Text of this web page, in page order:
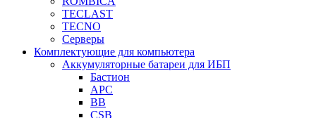
TECLAST
TECNO
Серверы
Комплектующие для компьютера
Аккумуляторные батареи для ИБП
Бастион
APC
BB
CSB